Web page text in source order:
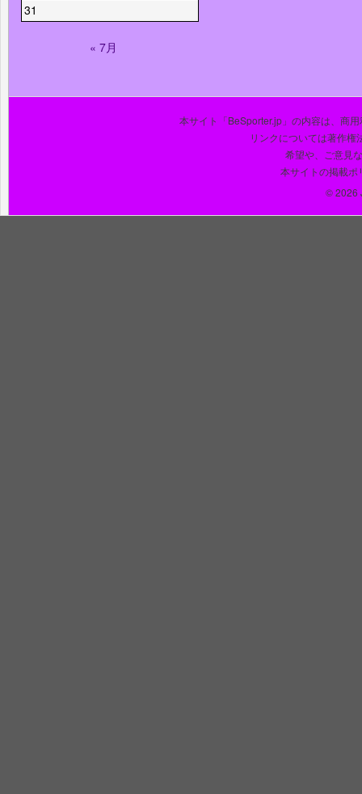
31
« 7月
本サイト「BeSporter.jp」の内容は、商
リンクについては著作権
希望や、ご意見
本サイトの掲載ポ
© 2026